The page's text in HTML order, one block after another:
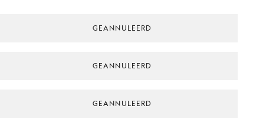
GEANNULEERD
GEANNULEERD
GEANNULEERD